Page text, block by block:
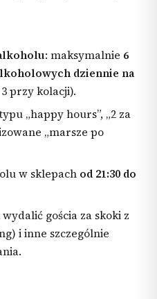
: maksymalnie 6
dziennie na
przy kolacji).
„happy hours”, „2 za
„marsze po
w sklepach od 21:30 do
gościa za skoki z
i inne szczególnie